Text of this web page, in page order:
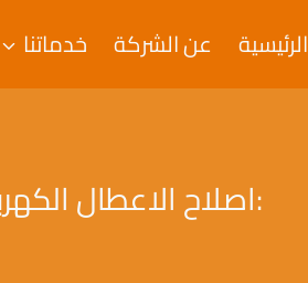
الرئيسية عن الشركة خدماتنا
:اصلاح الاعطال